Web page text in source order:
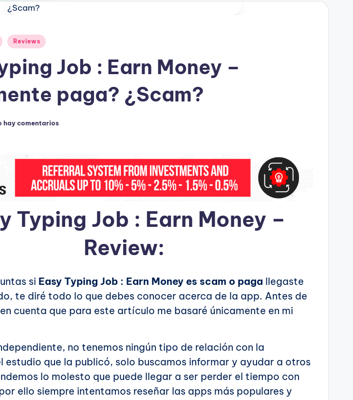
Reviews
Job : Earn Money –
paga? ¿Scam?
hay comentarios
Typing Job : Earn Money –
Review:
si Easy Typing Job : Earn Money es scam o paga llegaste
te diré todo lo que debes conocer acerca de la app. Antes de
cuenta que para este artículo me basaré únicamente en mi
no tenemos ningún tipo de relación con la
estudio que la publicó, solo buscamos informar y ayudar a otros
lo molesto que puede llegar a ser perder el tiempo con
ello siempre intentamos reseñar las apps más populares y